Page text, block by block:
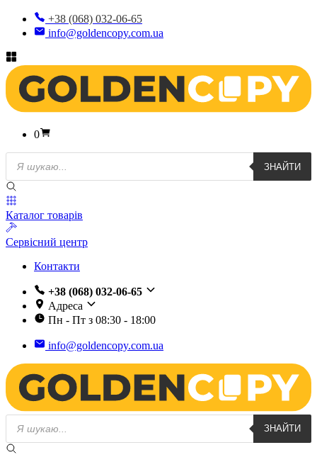
+38 (068) 032-06-65
info@goldencopy.com.ua
0
Пошук
товарів
ЗНАЙТИ
Каталог товарів
Сервісний центр
Контакти
+38 (068) 032-06-65
Адреса
Пн - Пт з 08:30 - 18:00
info@goldencopy.com.ua
Пошук
товарів
ЗНАЙТИ